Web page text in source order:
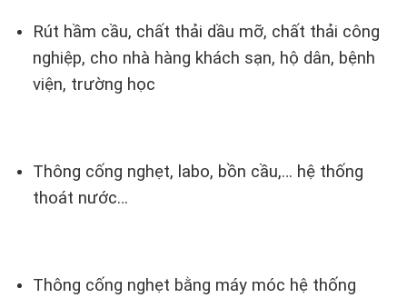
Rút hầm cầu, chất thải dầu mỡ, chất thải công
nghiệp, cho nhà hàng khách sạn, hộ dân, bệnh
viện, trường học
Thông cống nghẹt, labo, bồn cầu,… hệ thống
thoát nước…
Thông cống nghẹt bằng máy móc hệ thống